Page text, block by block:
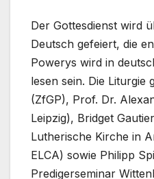
Der Gottesdienst wird
Deutsch gefeiert, die
Powerys wird in
lesen sein. Die Liturgie
(ZfGP), Prof. Dr.
Leipzig), Bridget
Lutherische Kirche in
ELCA) sowie Philipp
Predigerseminar